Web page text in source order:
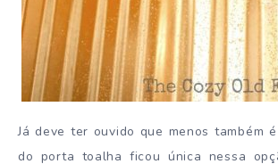
Já deve ter ouvido que menos também
do porta toalha ficou única nessa